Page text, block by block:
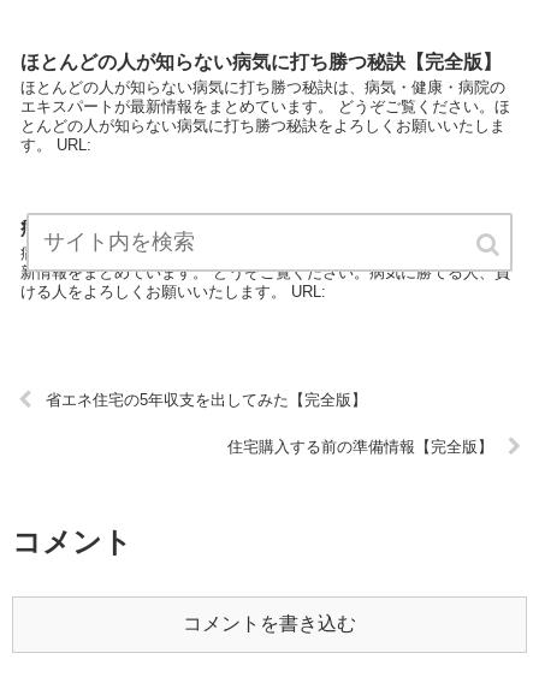
ほとんどの人が知らない病気に打ち勝つ秘訣【完全版】
ほとんどの人が知らない病気に打ち勝つ秘訣は、病気・健康・病院の
エキスパートが最新情報をまとめています。 どうぞご覧ください。ほ
とんどの人が知らない病気に打ち勝つ秘訣をよろしくお願いいたしま
す。 URL:
病気に勝てる人、負ける人【完全版】
病気に勝てる人、負ける人は、病気・健康・病院のエキスパートが最
新情報をまとめています。 どうぞご覧ください。病気に勝てる人、負
ける人をよろしくお願いいたします。 URL:
省エネ住宅の5年収支を出してみた【完全版】
住宅購入する前の準備情報【完全版】
コメント
コメントを書き込む